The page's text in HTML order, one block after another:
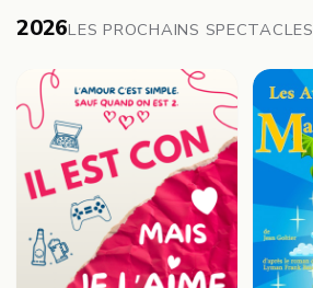
2026LES PROCHAINS SPECTACLES